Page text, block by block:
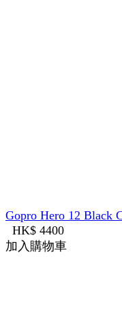
Gopro Hero 12 Black
HK$ 4400
加入購物車